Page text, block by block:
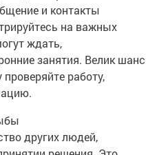
и контакты
на важных
ждать,
занятия. Велик шанс
работу,
других людей,